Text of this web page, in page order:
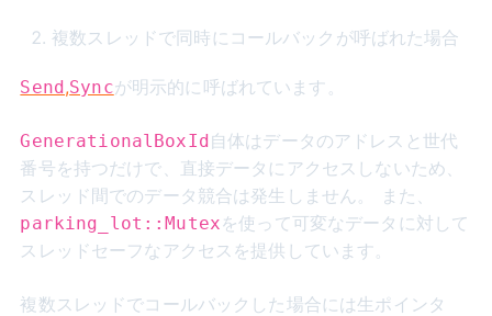
複数スレッドで同時にコールバックが呼ばれた場合
Send,Syncが明示的に呼ばれています。
GenerationalBoxId自体はデータのアドレスと世代
番号を持つだけで、直接データにアクセスしないため、
スレッド間でのデータ競合は発生しません。 また、
parking_lot::Mutexを使って可変なデータに対して
スレッドセーフなアクセスを提供しています。
複数スレッドでコールバックした場合には生ポインタ